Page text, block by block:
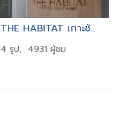
THE HABITAT เกาะช้าง
4 รูป, 4931 ผู้ชม